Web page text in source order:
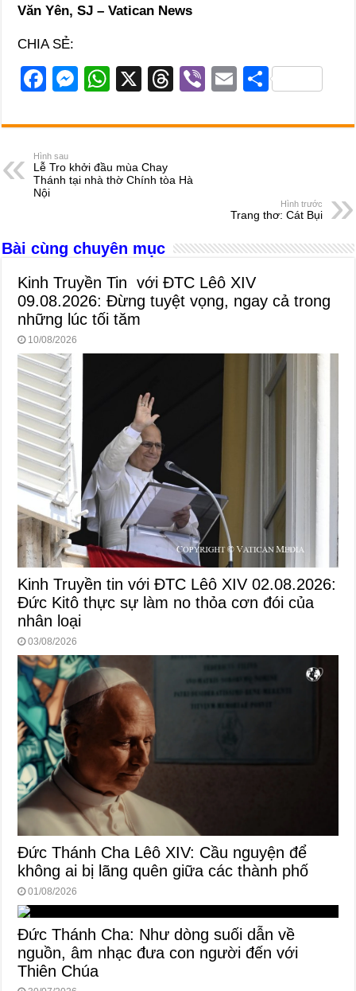
Văn Yên, SJ – Vatican News
CHIA SẺ:
F
c
e
b
o
k
M
ss
n
W
at
A
X
T
e
d
Vi
er
E
ail
S
ar
Hình sau
Lễ Tro khởi đầu mùa Chay
Thánh tại nhà thờ Chính tòa Hà
Nội
Hình trước
Trang thơ: Cát Bụi
Bài cùng chuyên mục
Kinh Truyền Tin với ĐTC Lêô XIV
09.08.2026: Đừng tuyệt vọng, ngay cả trong
những lúc tối tăm
10/08/2026
Kinh Truyền tin với ĐTC Lêô XIV 02.08.2026:
Đức Kitô thực sự làm no thỏa cơn đói của
nhân loại
03/08/2026
Đức Thánh Cha Lêô XIV: Cầu nguyện để
không ai bị lãng quên giữa các thành phố
01/08/2026
Đức Thánh Cha: Như dòng suối dẫn về
nguồn, âm nhạc đưa con người đến với
Thiên Chúa